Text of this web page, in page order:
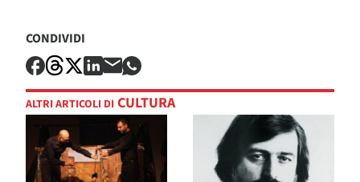
CONDIVIDI
ALTRI ARTICOLI DI CULTURA